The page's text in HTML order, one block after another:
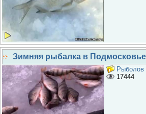
Зимняя рыбалка в Подмосковье
Рыболов
17444